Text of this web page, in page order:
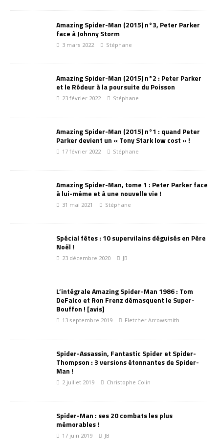
Amazing Spider-Man (2015) n°3, Peter Parker
face à Johnny Storm
3 mars 2022 Stéphane
Amazing Spider-Man (2015) n°2 : Peter Parker
et le Rôdeur à la poursuite du Poisson
23 février 2022 Stéphane
Amazing Spider-Man (2015) n°1 : quand Peter
Parker devient un « Tony Stark low cost » !
17 février 2022 Stéphane
Amazing Spider-Man, tome 1 : Peter Parker face
à lui-même et à une nouvelle vie !
31 mai 2021 Stéphane
Spécial fêtes : 10 supervilains déguisés en Père
Noël !
23 décembre 2020 JB
L’intégrale Amazing Spider-Man 1986 : Tom
DeFalco et Ron Frenz démasquent le Super-
Bouffon ! [avis]
13 septembre 2019 Fletcher Arrowsmith
Spider-Assassin, Fantastic Spider et Spider-
Thompson : 3 versions étonnantes de Spider-
Man !
2 juillet 2019 Christophe Colin
Spider-Man : ses 20 combats les plus
mémorables !
17 juin 2019 JB